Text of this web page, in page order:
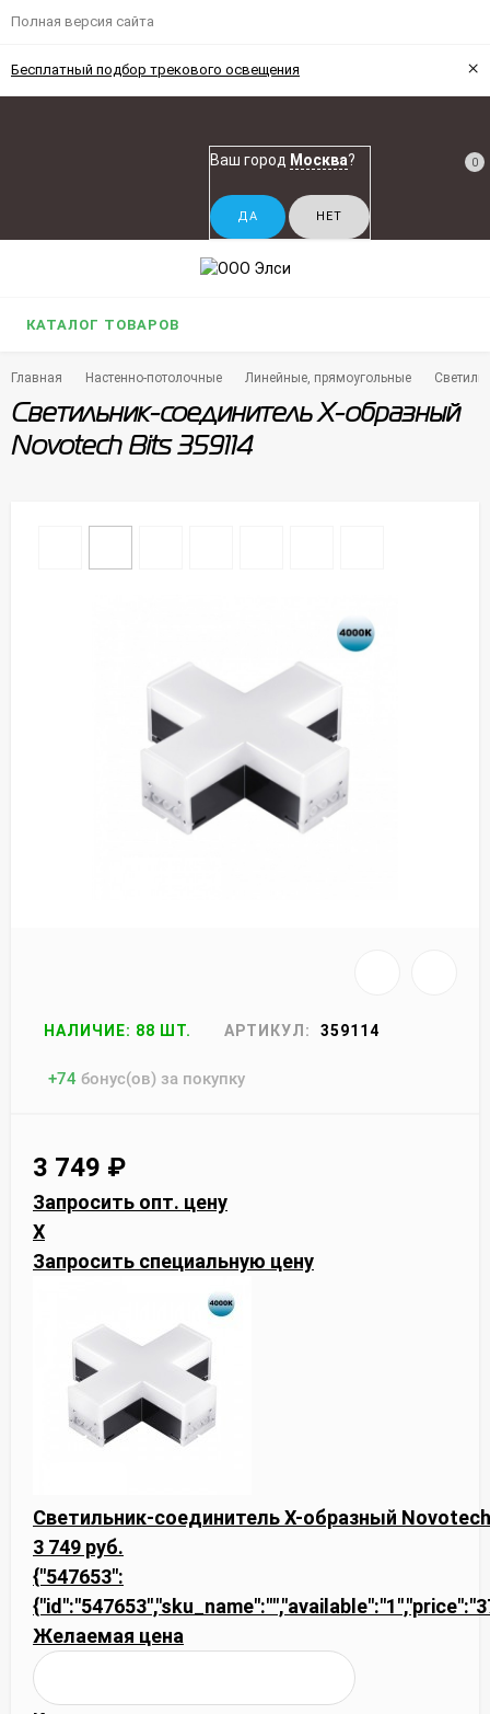
Полная версия сайта
Бесплатный подбор трекового освещения ×
Ваш город Москва? 0
КАТАЛОГ ТОВАРОВ
Главная Настенно-потолочные Линейные, прямоугольные
Светильник-соединитель Х-образный
Novotech Bits 359114
НАЛИЧИЕ: 88 ШТ. АРТИКУЛ: 359114
+74 бонус(ов) за покупку
3 749 ₽
Запросить опт. цену
X
Запросить специальную цену
Светильник-соединитель Х-образный
3 749 руб.
{"547653":
Желаемая цена